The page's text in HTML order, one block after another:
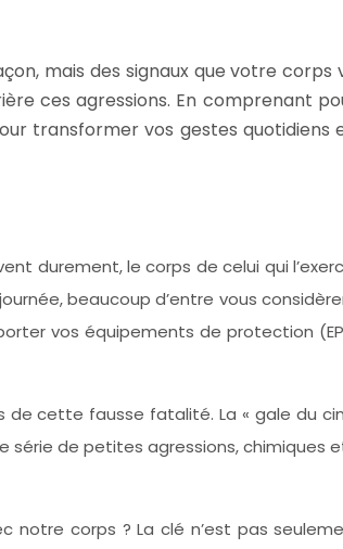
mais des signaux que votre corps
ces agressions. En comprenant
transformer vos gestes
durement, le corps de celui qui
beaucoup d’entre vous
vos équipements de protection
cette fausse fatalité. La « gale du
de petites agressions, chimiques
notre corps ? La clé n’est pas